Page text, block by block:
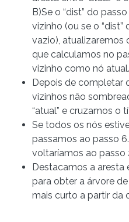
B)Se o “dist” do
vizinho (ou se o
vazio), atualizaremos
que calculamos no
vizinho como nó atual.
Depois de completar
vizinhos não
“atual” e cruzamos o
Se todos os nós
passamos ao passo
voltaríamos ao passo
Destacamos a aresta
para obter a árvore
mais curto a partir da